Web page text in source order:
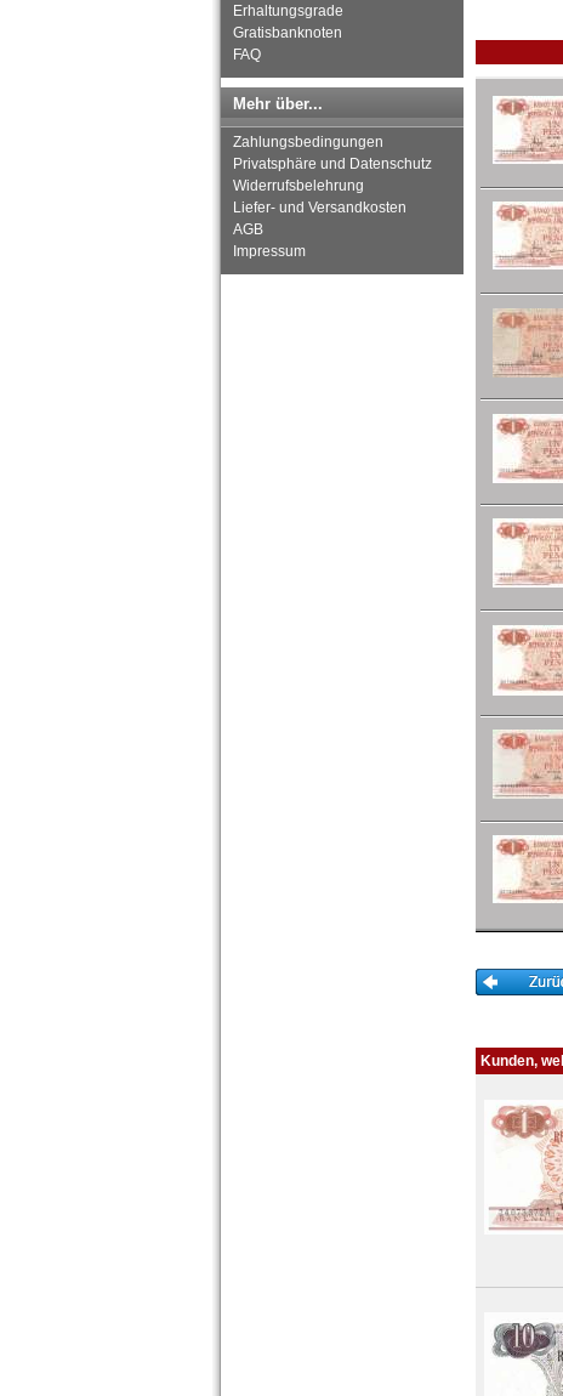
Kanada
Kolumbien
Martinique
Mexiko
Montserrat
Nicaragua
Niederländische Antillen
Erhaltungsgrade
Gratisbanknoten
FAQ
Mehr über...
Zahlungsbedingungen
Privatsphäre und Datenschutz
Widerrufsbelehrung
Liefer- und Versandkosten
AGB
Impressum
Kunden,